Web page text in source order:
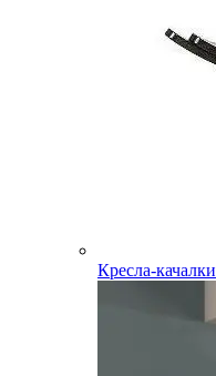
Кресла-качалки